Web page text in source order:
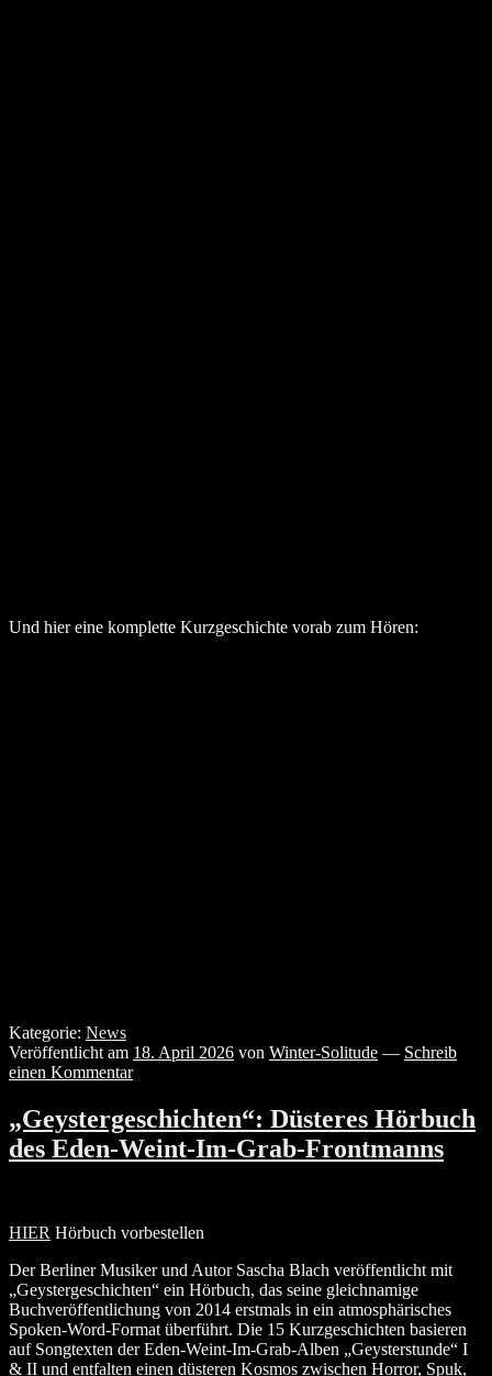
Und hier eine komplette Kurzgeschichte vorab zum Hören:
Kategorie: News
Veröffentlicht am 18. April 2026 von Winter-Solitude — Schreib
einen Kommentar
„Geystergeschichten“: Düsteres Hörbuch
des Eden-Weint-Im-Grab-Frontmanns
HIER Hörbuch vorbestellen
Der Berliner Musiker und Autor Sascha Blach veröffentlicht mit
„Geystergeschichten“ ein Hörbuch, das seine gleichnamige
Buchveröffentlichung von 2014 erstmals in ein atmosphärisches
Spoken-Word-Format überführt. Die 15 Kurzgeschichten basieren
auf Songtexten der Eden-Weint-Im-Grab-Alben „Geysterstunde“ I
& II und entfalten einen düsteren Kosmos zwischen Horror, Spuk,